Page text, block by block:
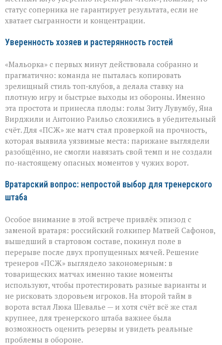
«ПСЖ»
статус соперника не гарантирует результата, если не
хватает сыгранности и концентрации.
Уверенность хозяев и растерянность гостей
«Мальорка» с первых минут действовала собранно и
прагматично: команда не пыталась копировать
зрелищный стиль топ‑клубов, а делала ставку на
плотную игру и быстрые выходы из обороны. Именно
эта простота и принесла плоды: голы Зиту Лувумбу, Яна
Вирджили и Антонио Раильо сложились в убедительный
счёт. Для «ПСЖ» же матч стал проверкой на прочность,
которая выявила уязвимые места: парижане выглядели
разобщённо, не смогли навязать свой темп и не создали
по-настоящему опасных моментов у чужих ворот.
Вратарский вопрос: непростой выбор для тренерского
штаба
Особое внимание в этой встрече привлёк эпизод с
заменой вратаря: российский голкипер Матвей Сафонов,
вышедший в стартовом составе, покинул поле в
перерыве после двух пропущенных мячей. Решение
тренеров «ПСЖ» выглядело закономерным: в
товарищеских матчах именно такие моменты
используют, чтобы протестировать разные варианты и
не рисковать здоровьем игроков. На второй тайм в
ворота встал Люка Шевалье — и хотя счёт всё же стал
крупнее, для тренерского штаба важнее была
возможность оценить резервы и увидеть реальные
проблемы в обороне.